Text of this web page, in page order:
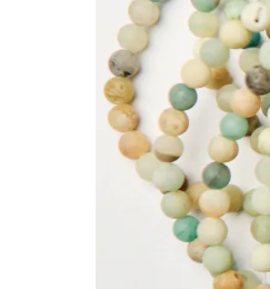
Amazonit kulki
Kamienie to
nabiera
Amazonit
naszyjnikach,
Charakterystyka: